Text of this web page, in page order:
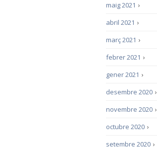
›
maig 2021
›
abril 2021
›
març 2021
›
febrer 2021
›
gener 2021
›
desembre 2020
›
novembre 2020
›
octubre 2020
›
setembre 2020